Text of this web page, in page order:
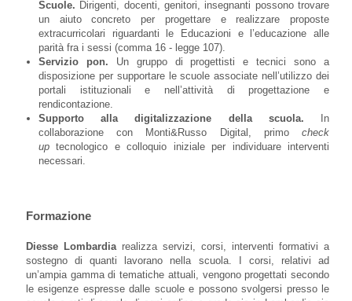
Scuole. Dirigenti, docenti, genitori, insegnanti possono trovare
un aiuto concreto per progettare e realizzare proposte
extracurricolari riguardanti le Educazioni e l’educazione alle
parità fra i sessi (comma 16 - legge 107).
Servizio pon. Un gruppo di progettisti e tecnici sono a
disposizione per supportare le scuole associate nell’utilizzo dei
portali istituzionali e nell’attività di progettazione e
rendicontazione.
Supporto alla digitalizzazione della scuola.
In
collaborazione con Monti&Russo Digital, primo check
up tecnologico e colloquio iniziale per individuare interventi
necessari.
Formazione
Diesse Lombardiarealizza servizi, corsi, interventi formativi a
sostegno di quanti lavorano nella scuola. I corsi, relativi ad
un’ampia gamma di tematiche attuali, vengono progettati secondo
le esigenze espresse dalle scuole e possono svolgersi presso le